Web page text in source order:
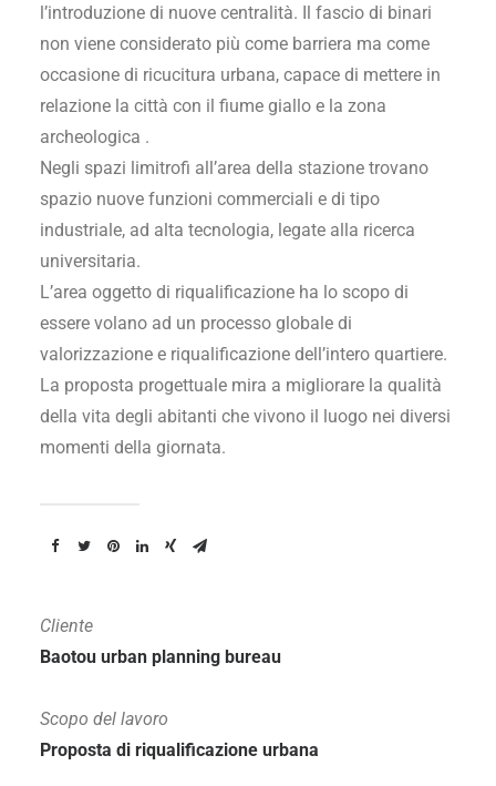
l’introduzione di nuove centralità. Il fascio di binari
non viene considerato più come barriera ma come
occasione di ricucitura urbana, capace di mettere in
relazione la città con il fiume giallo e la zona
archeologica .
Negli spazi limitrofi all’area della stazione trovano
spazio nuove funzioni commerciali e di tipo
industriale, ad alta tecnologia, legate alla ricerca
universitaria.
L’area oggetto di riqualificazione ha lo scopo di
essere volano ad un processo globale di
valorizzazione e riqualificazione dell’intero quartiere.
La proposta progettuale mira a migliorare la qualità
della vita degli abitanti che vivono il luogo nei diversi
momenti della giornata.
Cliente
Baotou urban planning bureau
Scopo del lavoro
Proposta di riqualificazione urbana